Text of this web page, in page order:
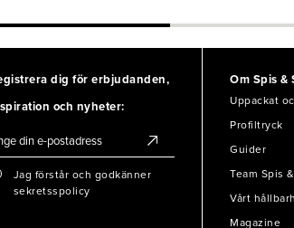
dig för erbjudanden,
och nyheter:
Jag förstår och godkänner
sekretsspolicy
Om Spis &
Uppackat
Profiltryck
Guider
Team Spis
Vårt
Magazine